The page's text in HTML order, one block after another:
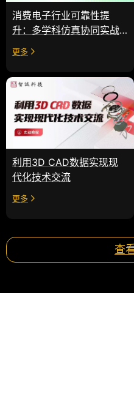
消费电子行业可靠性提
升：多学科仿真协同实战
更多
利用3D CAD数据实现现
代化技术交流
更多
查